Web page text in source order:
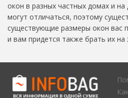
окон в разных частных домах и на
могут отличаться, поэтому
существующие размеры окон вас
и вам придется также брать их на